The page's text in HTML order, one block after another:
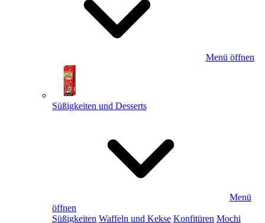
Menü öffnen
Süßigkeiten und Desserts
Menü
öffnen
Süßigkeiten Waffeln und Kekse Konfitüren Mochi